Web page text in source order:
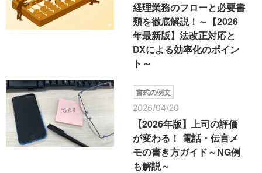
経理業務のフローと必要書
類を徹底解説！～【2026
年最新版】法改正対応と
DXによる効率化のポイン
ト～
書式の例文
2026/04/20
【2026年版】上司の評価
が変わる！ 電話・伝言メ
モの書き方ガイド～NG例
も解説～